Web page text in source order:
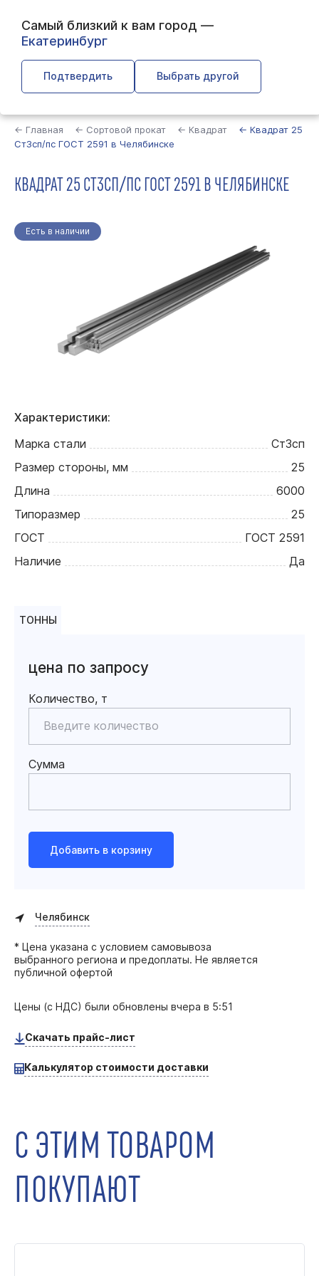
Самый близкий к вам город —
Екатеринбург
Подтвердить Выбрать другой
← Главная ← Сортовой прокат ← Квадрат
← Квадрат 25
Ст3сп/пс ГОСТ 2591 в Челябинске
КВАДРАТ 25 СТ3СП/ПС ГОСТ 2591 В ЧЕЛЯБИНСКЕ
Есть в наличии
Характеристики:
Марка стали
Ст3сп
Размер стороны, мм
25
Длина
6000
Типоразмер
25
ГОСТ
ГОСТ 2591
Наличие
Да
ТОННЫ
цена по запросу
Количество, т
Сумма
Добавить в корзину
Челябинск
* Цена указана с условием самовывоза
выбранного региона и предоплаты. Не является
публичной офертой
Цены (с НДС) были обновлены вчера в 5:51
Скачать прайс-лист
Калькулятор стоимости доставки
С ЭТИМ ТОВАРОМ
ПОКУПАЮТ